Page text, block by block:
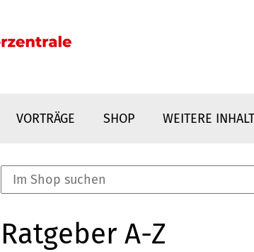
VORTRÄGE SHOP WEITERE
Ratgeber A-Z